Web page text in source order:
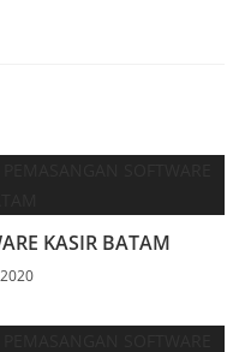
KASIR BATAM